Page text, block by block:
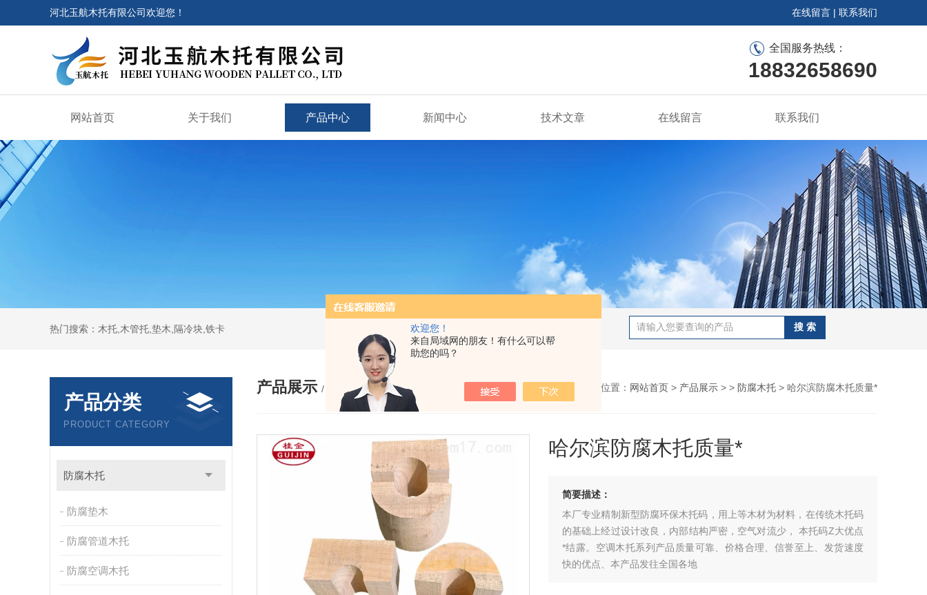
欢迎您！
来自局域网的朋友！有什么可以帮
助您的吗？
河北玉航木托有限公司欢迎您！ 在线留言 | 联系我们
全国服务热线：
18832658690
网站首页 关于我们 产品中心 新闻中心 技术文章 在线留言 联系我们
热门搜索：木托,木管托,垫木,隔冷块,铁卡
产品分类
PRODUCT CATEGORY
防腐木托
防腐垫木
防腐管道木托
防腐空调木托
产品展示 / PRODUCTS 您的位置： 网站首页 > 产品展示 > > 防腐木托 > 哈尔滨防腐木托质量*
哈尔滨防腐木托质量*
简要描述：
本厂专业精制新型防腐环保木托码，用上等木材为材料，在传统木托码
的基础上经过设计改良，内部结构严密，空气对流少， 本托码Z大优点
*结露。空调木托系列产品质量可靠、价格合理、信誉至上、发货速度
快的优点、本产品发往全国各地